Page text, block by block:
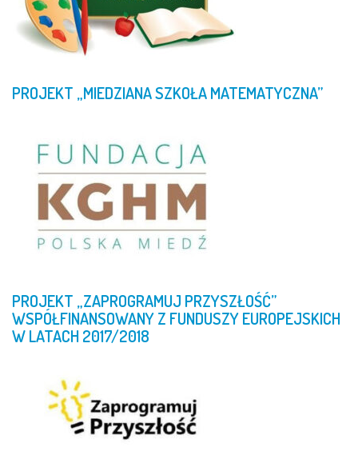
PROJEKT „MIEDZIANASZKOŁAMATEMATYCZNA”
PROJEKT „ZAPROGRAMUJ PRZYSZŁOŚĆ”
WSPÓŁFINANSOWANYZ FUNDUSZYEUROPEJSKICH
WLATACH2017/2018